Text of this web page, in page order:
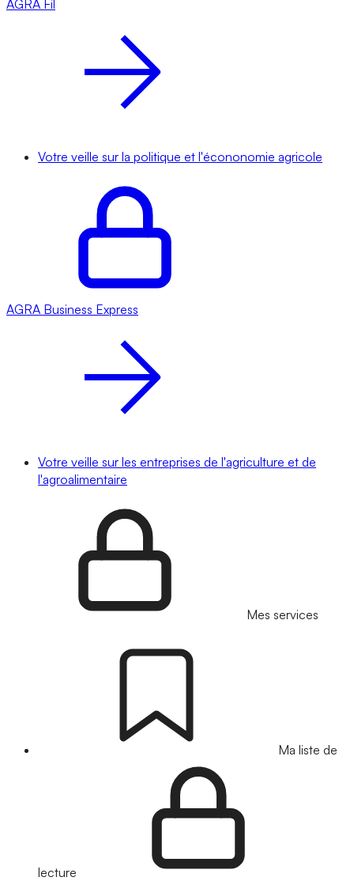
AGRA Fil
Votre veille sur la politique et l'écononomie agricole
AGRA Business Express
Votre veille sur les entreprises de l'agriculture et de
l'agroalimentaire
Mes services
Ma liste de
lecture